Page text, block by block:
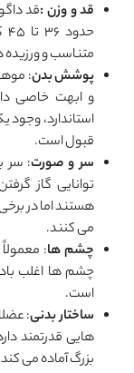
قد و وزن :
متناسب و ورزیده
پوشش بدن:
و ابهت خاصی
‌قبول است.
سر و صورت: سر
توانایی گاز
هستند اما در
می‌ کنند.
چشم ‌ها:
چشم‌ ها اغلب
است.
ساختار بدنی:
هایی قدرتمند
بزرگ آماده می